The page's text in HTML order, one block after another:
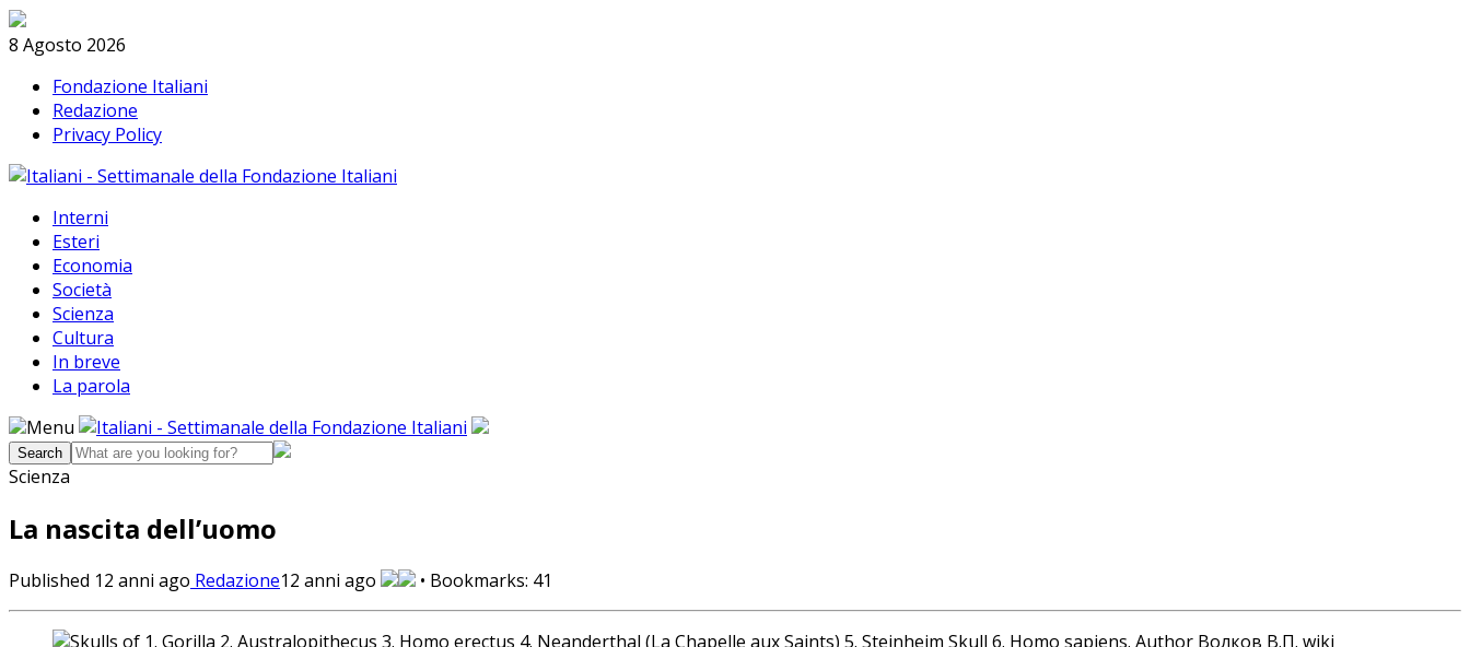
Skip
to
Search
8 Agosto 2026
Fondazione Italiani
Redazione
Privacy Policy
Interni
Esteri
Economia
Società
Scienza
Cultura
In breve
La parola
Menu
Scienza
La nascita dell’uomo
Published 12 anni ago Redazione12 anni ago • Bookmarks: 41